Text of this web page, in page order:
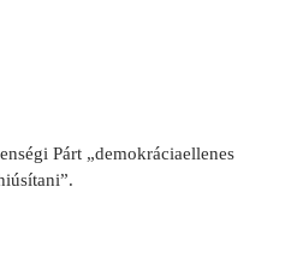
Párt „demokráciaellenes